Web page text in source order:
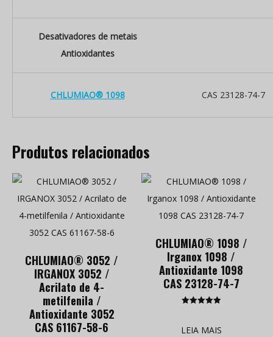
Desativadores de metais
Antioxidantes
CHLUMIAO® 1098 CAS 23128-74-7
Produtos relacionados
CHLUMIAO® 3052 /
IRGANOX 3052 /
Acrilato de 4-
metilfenila /
Antioxidante 3052
CAS 61167-58-6
CHLUMIAO® 1098 /
Irganox 1098 /
Antioxidante 1098
CAS 23128-74-7
de 5
LEIA MAIS